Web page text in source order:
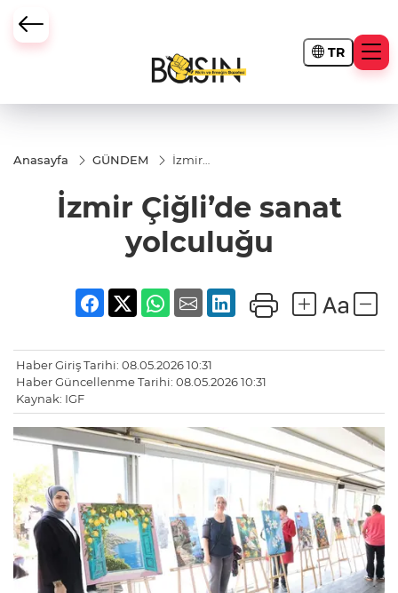
TR
Anasayfa GÜNDEM
İzmir
yolculuğu
İzmir Çiğli’de sanat
yolculuğu
Haber Giriş Tarihi: 08.05.2026 10:31
Haber Güncellenme Tarihi: 08.05.2026 10:31
Kaynak: IGF